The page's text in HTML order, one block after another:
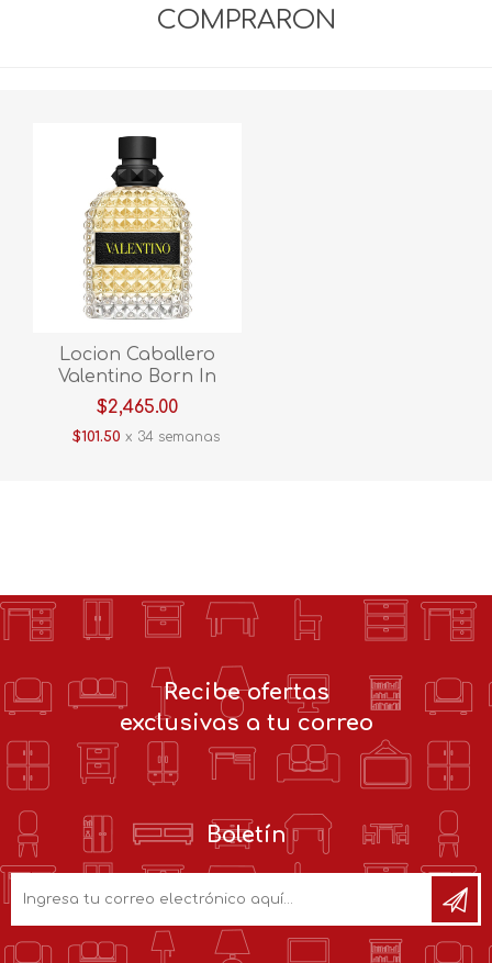
COMPRARON
Locion Caballero
Valentino Born In
Roma Yellow Dream
Edt 100ml
$2,465.00
$101.50 x 34 semanas
Recibe ofertas
exclusivas a tu correo
Boletín